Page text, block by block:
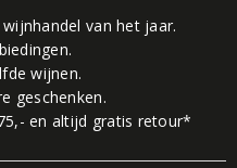
van het jaar.
wijnen.
geschenken.
en altijd gratis retour*